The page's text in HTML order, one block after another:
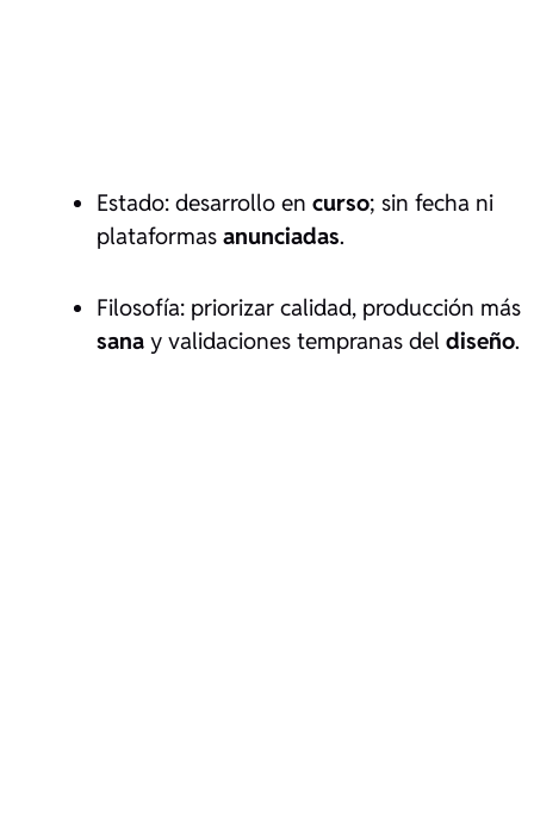
Estado: desarrollo en curso; sin fecha ni
plataformas anunciadas.
Filosofía: priorizar calidad, producción más
sana y validaciones tempranas del diseño.